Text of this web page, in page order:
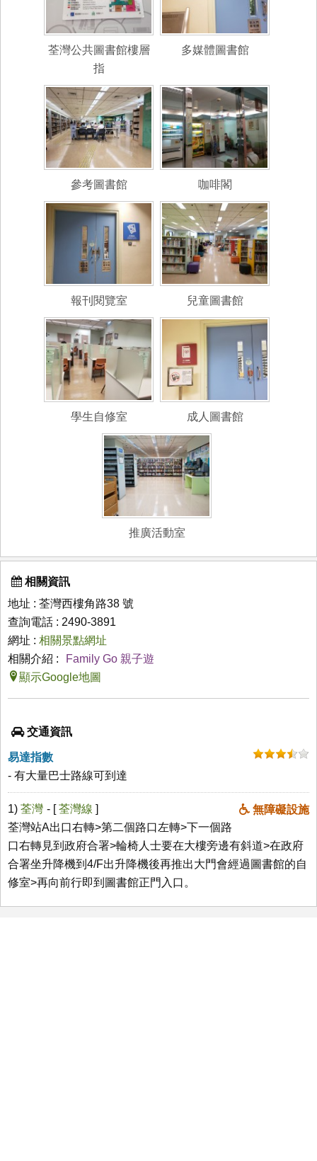
荃灣公共圖書館樓層
指
多媒體圖書館
參考圖書館 咖啡閣
報刊閱覽室 兒童圖書館
學生自修室 成人圖書館
推廣活動室
相關資訊
地址 : 荃灣西樓角路38 號
查詢電話 : 2490-3891
網址 : 相關景點網址
相關介紹 :
Family Go 親子遊
顯示Google地圖
交通資訊
易達指數
- 有大量巴士路線可到達
1) 荃灣 無障礙設施
- [荃灣線 ]
荃灣站A出口右轉>第二個路口左轉>下一個路
口右轉見到政府合署>輪椅人士要在大樓旁邊有斜道>在政府
合署坐升降機到4/F出升降機後再推出大門會經過圖書館的自
修室>再向前行即到圖書館正門入口。